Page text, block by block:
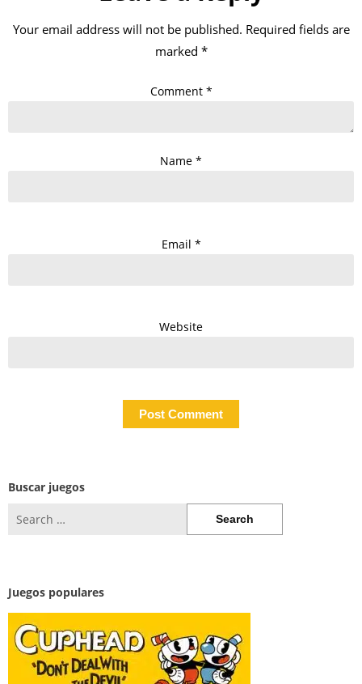
Your email address will not be published. Required fields are
marked *
Comment *
Name *
Email *
Website
Buscar juegos
for:
Juegos populares